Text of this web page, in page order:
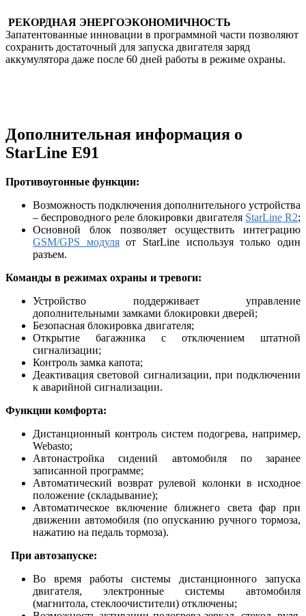
РЕКОРДНАЯ ЭНЕРГОЭКОНОМИЧНОСТЬ
Запатентованные инновации в программной части позволяют
сохранить достаточный для запуска двигателя заряд
аккумулятора даже после 60 дней работы в режиме охраны.
Дополнительная информация о
StarLine E91
Противоугонные функции:
Возможность подключения дополнительного устройства
– беспроводного реле блокировки двигателя StarLine R2;
Основной блок позволяет осуществить интеграцию
GSM/GPS модуляот StarLine используя только один
разъем.
Команды в режимах охраны и тревоги:
Устройство поддерживает управление
дополнительными замками блокировки дверей;
Безопасная блокировка двигателя;
Открытие багажника с отключением штатной
сигнализации;
Контроль замка капота;
Деактивация световой сигнализации, при подключении
к аварийной сигнализации.
Функции комфорта:
Дистанционный контроль систем подогрева, например,
Webasto;
Автонастройка сидений автомобиля по заранее
записанной программе;
Автоматический возврат рулевой колонки в исходное
положение (складывание);
Автоматическое включение ближнего света фар при
движении автомобиля (по опусканию ручного тормоза,
нажатию на педаль тормоза).
При автозапуске:
Во время работы системы дистанционного запуска
двигателя, электронные системы автомобиля
(магнитола, стеклоочистители) отключены;